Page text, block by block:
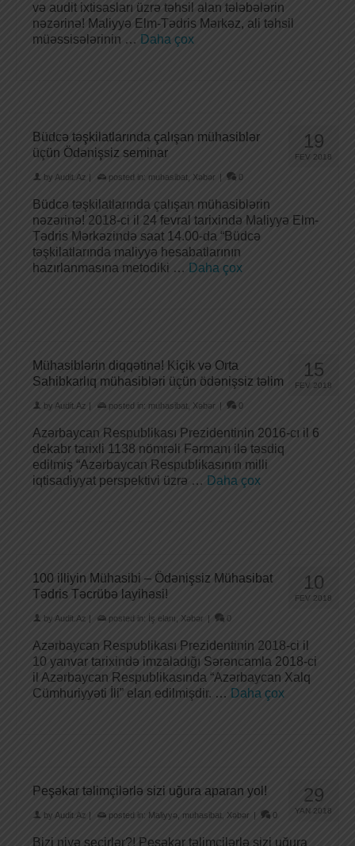
və audit ixtisasları üzrə təhsil alan tələbələrin
nəzərinə! Maliyyə Elm-Tədris Mərkəz, ali təhsil
müəssisələrinin … Daha çox
19
FEV 2018
Büdcə təşkilatlarında çalışan mühasiblər
üçün Ödənişsiz seminar
by Audit.Az | posted in: muhasibat Xəbər | 0
Büdcə təşkilatlarında çalışan mühasiblərin
nəzərinə! 2018-ci il 24 fevral tarixində Maliyyə Elm-
Tədris Mərkəzində saat 14.00-da “Büdcə
təşkilatlarında maliyyə hesabatlarının
hazırlanmasına metodiki … Daha çox
15
FEV 2018
Mühasiblərin diqqətinə! Kiçik və Orta
Sahibkarlıq mühasibləri üçün ödənişsiz təlim
by Audit.Az | posted in: muhasibat Xəbər | 0
Azərbaycan Respublikası Prezidentinin 2016-cı il 6
dekabr tarixli 1138 nömrəli Fərmanı ilə təsdiq
edilmiş “Azərbaycan Respublikasının milli
iqtisadiyyat perspektivi üzrə … Daha çox
10
FEV 2018
100 illiyin Mühasibi – Ödənişsiz Mühasibat
Tədris Təcrübə layihəsi!
by Audit.Az | posted in: İş elanı Xəbər | 0
Azərbaycan Respublikası Prezidentinin 2018-ci il
10 yanvar tarixində imzaladığı Sərəncamla 2018-ci
il Azərbaycan Respublikasında “Azərbaycan Xalq
Cümhuriyyəti İli” elan edilmişdir. … Daha çox
29
YAN 2018
Peşəkar təlimçilərlə sizi uğura aparan yol!
by Audit.Az | posted in: Maliyyə muhasibat Xəbər | 0
Bizi niyə seçirlər?! Peşəkar təlimçilərlə sizi uğura